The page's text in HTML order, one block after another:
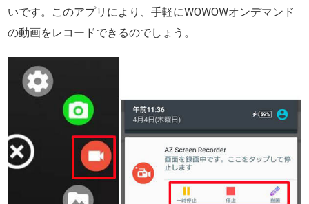
いです。このアプリにより、手軽にWOWOWオンデマンド
の動画をレコードできるのでしょう。